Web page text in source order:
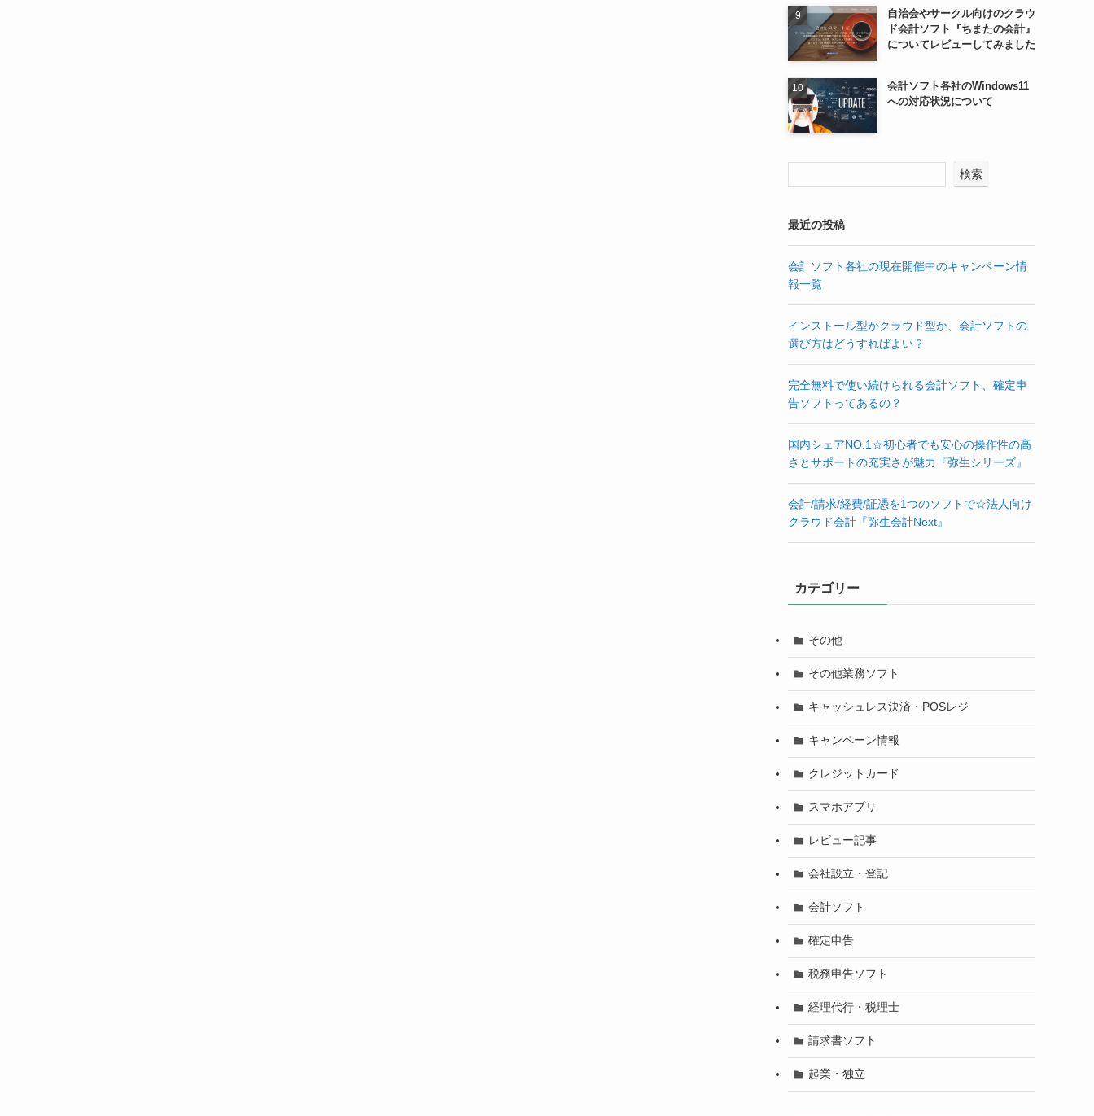
自治会やサークル向けのクラウ
ド会計ソフト『ちまたの会計』
についてレビューしてみました
会計ソフト各社のWindows11
への対応状況について
検索
最近の投稿
会計ソフト各社の現在開催中のキャンペーン情
報一覧
インストール型かクラウド型か、会計ソフトの
選び方はどうすればよい？
完全無料で使い続けられる会計ソフト、確定申
告ソフトってあるの？
国内シェアNO.1☆初心者でも安心の操作性の高
さとサポートの充実さが魅力『弥生シリーズ』
会計/請求/経費/証憑を1つのソフトで☆法人向け
クラウド会計『弥生会計Next』
カテゴリー
その他
その他業務ソフト
キャッシュレス決済・POSレジ
キャンペーン情報
クレジットカード
スマホアプリ
レビュー記事
会社設立・登記
会計ソフト
確定申告
税務申告ソフト
経理代行・税理士
請求書ソフト
起業・独立